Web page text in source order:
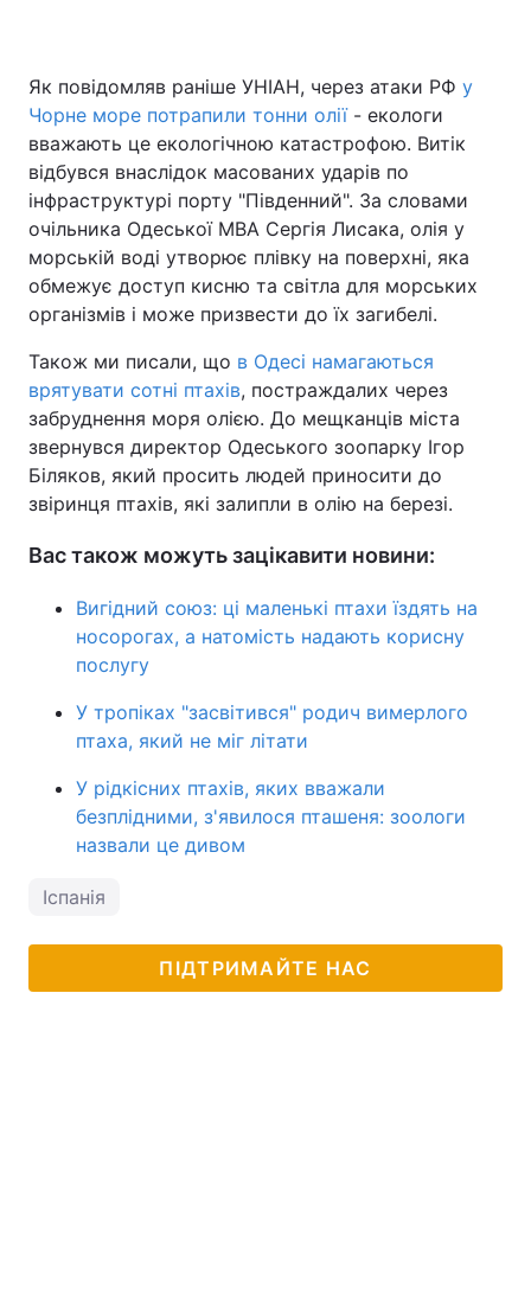
Як повідомляв раніше УНІАН, через атаки РФ у
Чорне море потрапили тонни олії- екологи
вважають це екологічною катастрофою. Витік
відбувся внаслідок масованих ударів по
інфраструктурі порту "Південний". За словами
очільника Одеської МВА Сергія Лисака, олія у
морській воді утворює плівку на поверхні, яка
обмежує доступ кисню та світла для морських
організмів і може призвести до їх загибелі.
Також ми писали, що в Одесі намагаються
врятувати сотні птахів, постраждалих через
забруднення моря олією. До мещканців міста
звернувся директор Одеського зоопарку Ігор
Біляков, який просить людей приносити до
звіринця птахів, які залипли в олію на березі.
Вас також можуть зацікавити новини:
Вигідний союз: ці маленькі птахи їздять на
носорогах, а натомість надають корисну
послугу
У тропіках "засвітився" родич вимерлого
птаха, який не міг літати
У рідкісних птахів, яких вважали
безплідними, з'явилося пташеня: зоологи
назвали це дивом
Іспанія
ПІДТРИМАЙТЕ НАС